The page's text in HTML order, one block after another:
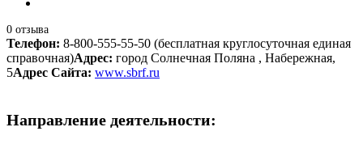
0 отзыва
Телефон: 8-800-555-55-50 (бесплатная круглосуточная единая
справочная)Адрес: город Солнечная Поляна , Набережная,
5Адрес Сайта: www.sbrf.ru
Направление деятельности: